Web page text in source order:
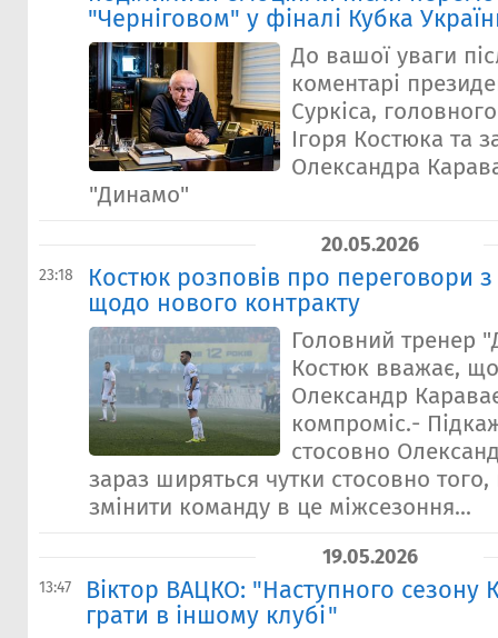
"Черніговом" у фіналі Кубка
До вашої уваги
коментарі
Суркіса,
Ігоря Костюка та
Олександра
"Динамо"
20.05.2026
23:18
Костюк розповів про переговори
щодо нового контракту
Головний тренер
Костюк вважає,
Олександр
компроміс.-
стосовно
зараз ширяться чутки стосовно
змінити команду в це міжсезоння...
19.05.2026
13:47
Віктор ВАЦКО: "Наступного сезону
грати в іншому клубі"